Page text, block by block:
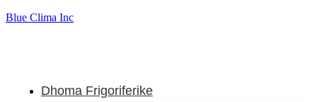
Blue Clima Inc
Dhoma Frigoriferike